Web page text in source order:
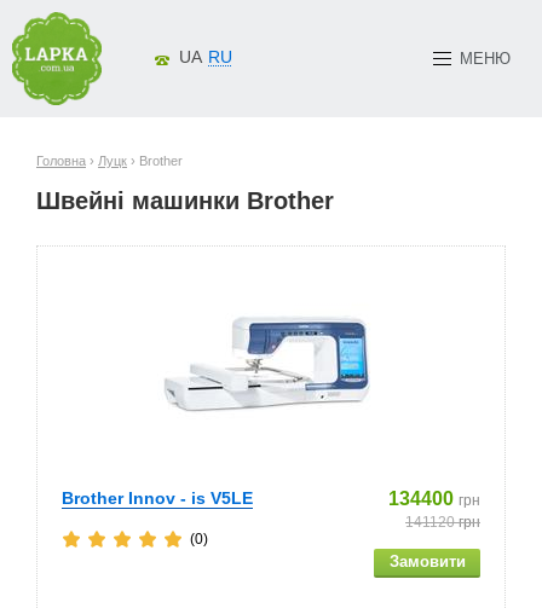
МЕНЮ
UA RU
Головна › Луцк › Brother
Швейні машинки Brother
Brother Innov - is V5LE 134400 грн
141120грн
(0)